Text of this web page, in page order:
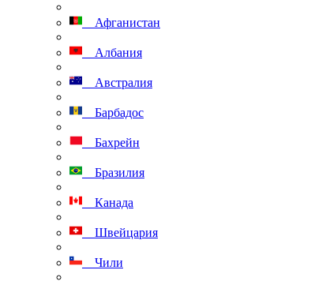
Афганистан
Албания
Австралия
Барбадос
Бахрейн
Бразилия
Канада
Швейцария
Чили